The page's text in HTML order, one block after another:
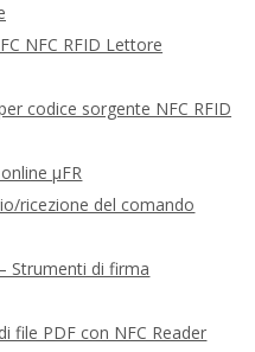
NFC RFID Lettore
codice sorgente NFC RFID
μFR
ricezione del comando
Strumenti di firma
file PDF con NFC Reader